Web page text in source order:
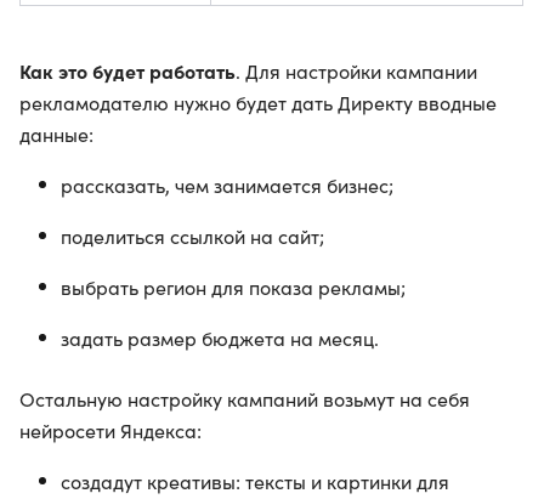
Как это будет работать. Для настройки кампании
рекламодателю нужно будет дать Директу вводные
данные:
рассказать, чем занимается бизнес;
поделиться ссылкой на сайт;
выбрать регион для показа рекламы;
задать размер бюджета на месяц.
Остальную настройку кампаний возьмут на себя
нейросети Яндекса:
создадут креативы: тексты и картинки для